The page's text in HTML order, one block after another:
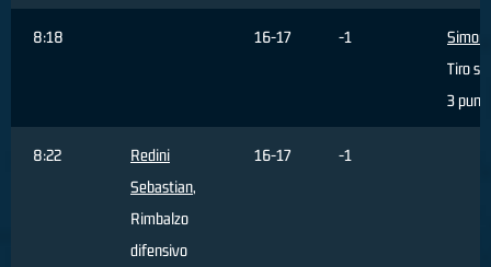
8:18 16-17 -1
Tiro
3 punti
8:22
Redini
Sebastian,
Rimbalzo
difensivo
16-17 -1